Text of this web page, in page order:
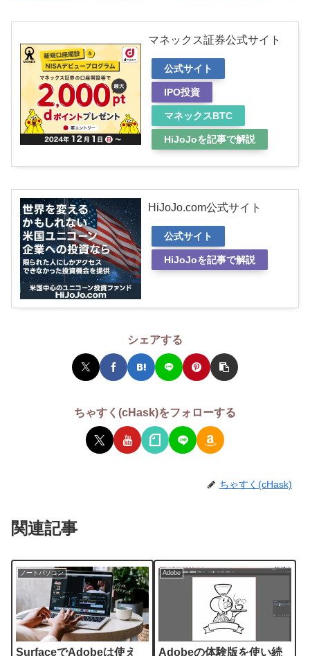
マネックス証券公式サイト
公式サイト
IPO投資
マネックスBTC
HiJoJoを記事で解説
HiJoJo.com公式サイト
公式サイト
HiJoJoを記事で解説
シェアする
ちゃすく(cHask)をフォローする
ちゃすく(cHask)
関連記事
ノートパソコン
SurfaceでAdobeは使え
Adobe
Adobeの体験版を使い続